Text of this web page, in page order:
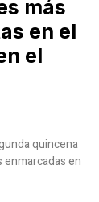
más
en el
el
quincena
en